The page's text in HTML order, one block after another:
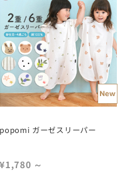
popomi ガーゼスリーパー
¥1,780 ～